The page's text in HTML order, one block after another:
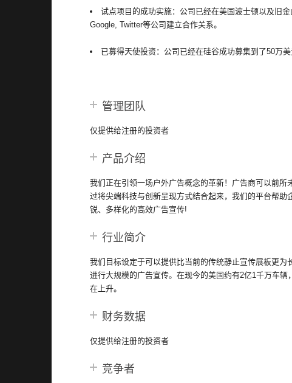
试点项目的成功实施：公司已经在美国波士顿以及旧
Google, Twitter等公司建立合作关系。
已募得天使投资：公司已经在硅谷成功募集到了50万美
管理团队
仅提供给注册的投资者
产品介绍
我们正在引领一场户外广告概念的革新！广告商可以前
过将尖端科技与创新呈现方式结合起来，我们的平台帮
锐、多样化的高效广告宣传!
行业简介
我们目标设定于可以提供比当前的传统静止宣传展板更
进行大规模的广告宣传。在现今的美国约有2亿1千万车
在上升。
财务数据
仅提供给注册的投资者
竞争者